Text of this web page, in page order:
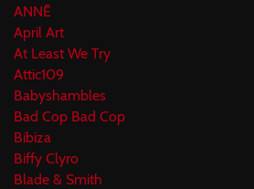
ANNĒ
April Art
At Least We Try
Attic109
Babyshambles
Bad Cop Bad Cop
Bibiza
Biffy Clyro
Blade & Smith